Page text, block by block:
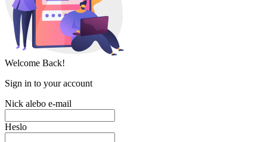
Welcome Back!
Sign in to your account
Nick alebo e-mail
Heslo